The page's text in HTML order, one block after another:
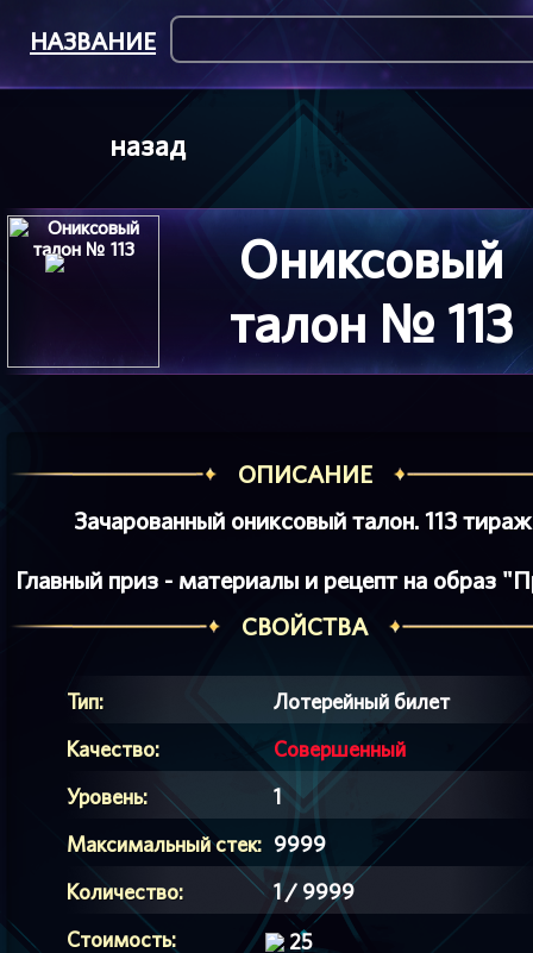
назад
НАЗВАНИЕ
Ониксовый
талон № 113
ОПИСАНИЕ
Зачарованный ониксовый талон. 113
Главный приз - материалы и рецепт на образ
СВОЙСТВА
Тип:
Лотерейный билет
Качество:
Совершенный
Уровень:
1
Максимальный стек: 9999
Количество:
1 / 9999
Стоимость:
25